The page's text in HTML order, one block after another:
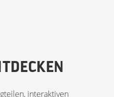
interaktiven